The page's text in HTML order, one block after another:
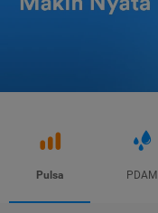
Pulsa PDAM